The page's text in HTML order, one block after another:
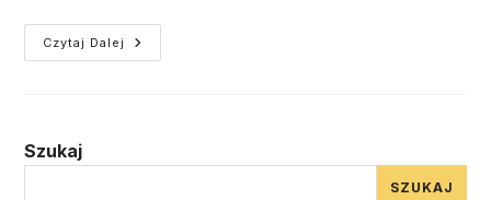
Czytaj Dalej
Szukaj
SZUKAJ